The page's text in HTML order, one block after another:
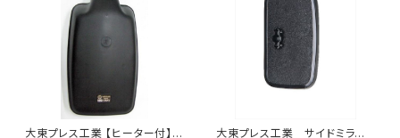
大東プレス工業 【ヒーター付】
大東プレス工業 サイドミラー/